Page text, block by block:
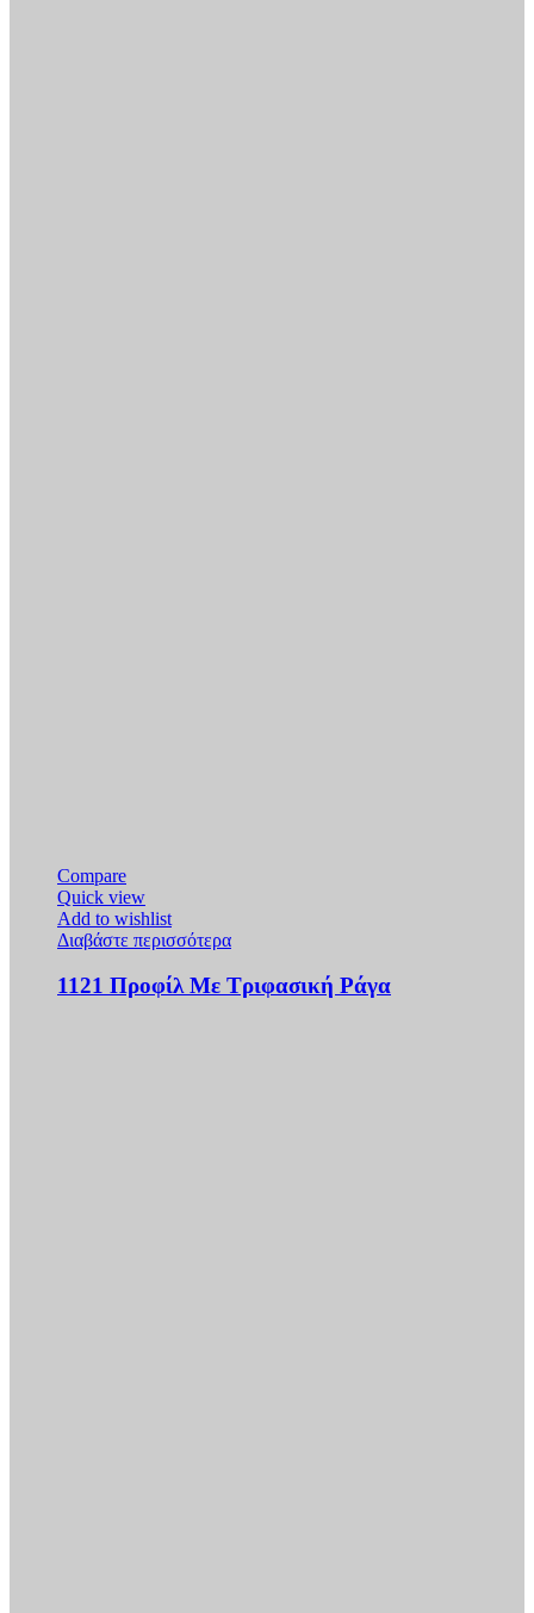
Compare
Quick view
Add to wishlist
Διαβάστε περισσότερα
1121 Προφίλ Με Τριφασική Ράγα